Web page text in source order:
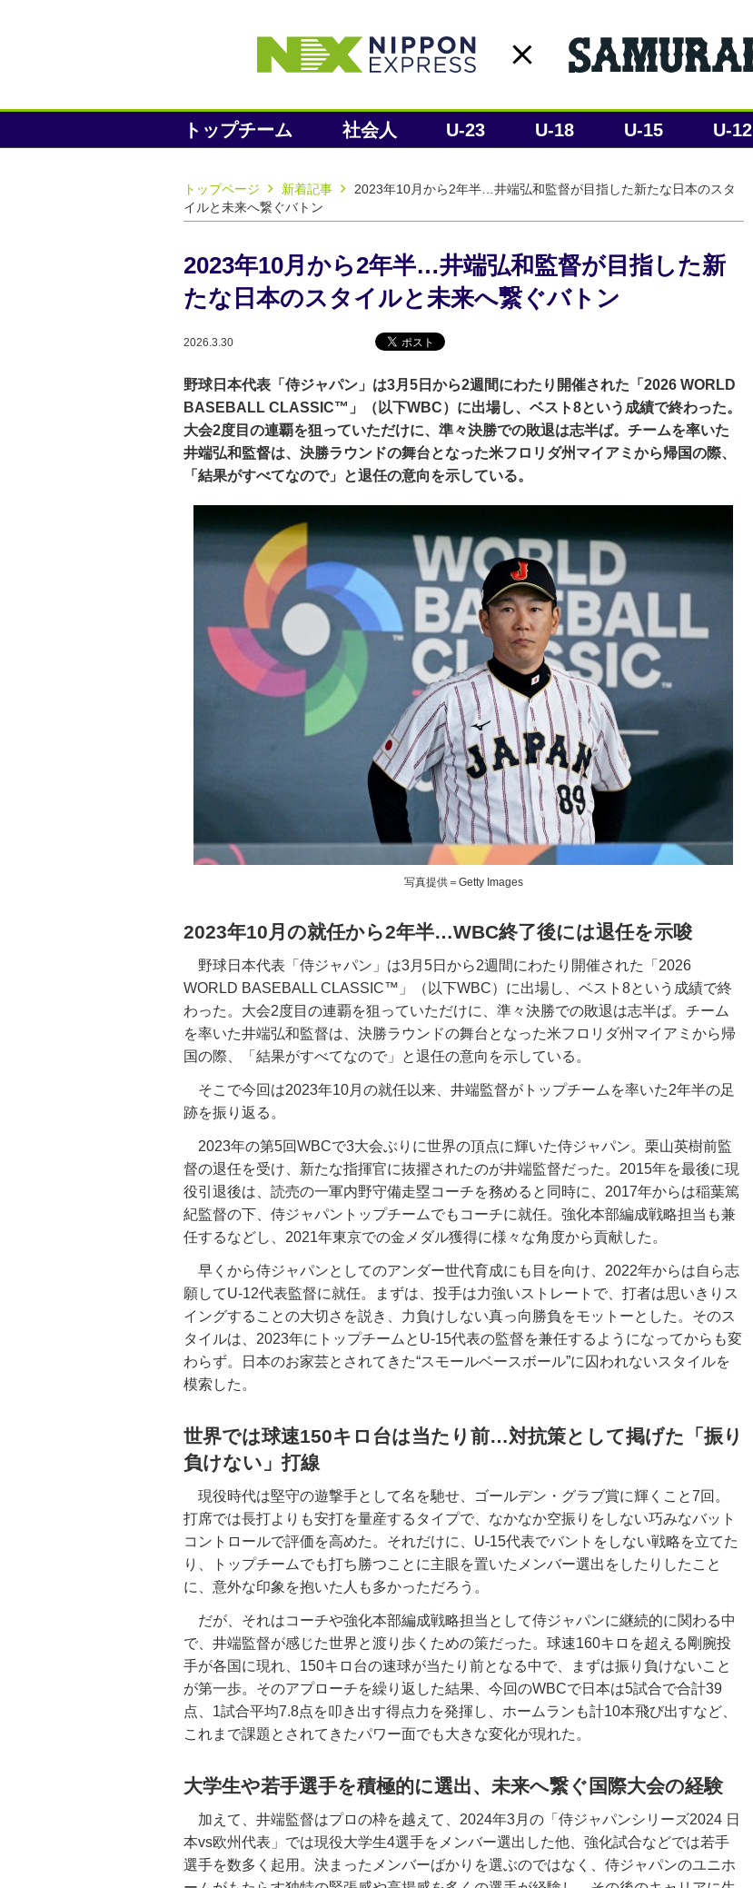
トップチーム 社会人 U-23 U-18 U-15 U-12
トップページ 新着記事
2023年10月から2年半…井端弘和監督が目指した新たな日本のスタ
イルと未来へ繋ぐバトン
2023年10月から2年半…井端弘和監督が目指した新
たな日本のスタイルと未来へ繋ぐバトン
2026.3.30
野球日本代表「侍ジャパン」は3月5日から2週間にわたり開催された「2026 WORLD
BASEBALL CLASSIC™」（以下WBC）に出場し、ベスト8という成績で終わった。
大会2度目の連覇を狙っていただけに、準々決勝での敗退は志半ば。チームを率いた
井端弘和監督は、決勝ラウンドの舞台となった米フロリダ州マイアミから帰国の際、
「結果がすべてなので」と退任の意向を示している。
写真提供＝Getty Images
2023年10月の就任から2年半…WBC終了後には退任を示唆
野球日本代表「侍ジャパン」は3月5日から2週間にわたり開催された「2026
WORLD BASEBALL CLASSIC™」（以下WBC）に出場し、ベスト8という成績で終
わった。大会2度目の連覇を狙っていただけに、準々決勝での敗退は志半ば。チーム
を率いた井端弘和監督は、決勝ラウンドの舞台となった米フロリダ州マイアミから帰
国の際、「結果がすべてなので」と退任の意向を示している。
そこで今回は2023年10月の就任以来、井端監督がトップチームを率いた2年半の足
跡を振り返る。
2023年の第5回WBCで3大会ぶりに世界の頂点に輝いた侍ジャパン。栗山英樹前監
督の退任を受け、新たな指揮官に抜擢されたのが井端監督だった。2015年を最後に現
役引退後は、読売の一軍内野守備走塁コーチを務めると同時に、2017年からは稲葉篤
紀監督の下、侍ジャパントップチームでもコーチに就任。強化本部編成戦略担当も兼
任するなどし、2021年東京での金メダル獲得に様々な角度から貢献した。
早くから侍ジャパンとしてのアンダー世代育成にも目を向け、2022年からは自ら志
願してU-12代表監督に就任。まずは、投手は力強いストレートで、打者は思いきりス
イングすることの大切さを説き、力負けしない真っ向勝負をモットーとした。そのス
タイルは、2023年にトップチームとU-15代表の監督を兼任するようになってからも変
わらず。日本のお家芸とされてきた“スモールベースボール”に囚われないスタイルを
模索した。
世界では球速150キロ台は当たり前…対抗策として掲げた「振り
負けない」打線
現役時代は堅守の遊撃手として名を馳せ、ゴールデン・グラブ賞に輝くこと7回。
打席では長打よりも安打を量産するタイプで、なかなか空振りをしない巧みなバット
コントロールで評価を高めた。それだけに、U-15代表でバントをしない戦略を立てた
り、トップチームでも打ち勝つことに主眼を置いたメンバー選出をしたりしたこと
に、意外な印象を抱いた人も多かっただろう。
だが、それはコーチや強化本部編成戦略担当として侍ジャパンに継続的に関わる中
で、井端監督が感じた世界と渡り歩くための策だった。球速160キロを超える剛腕投
手が各国に現れ、150キロ台の速球が当たり前となる中で、まずは振り負けないこと
が第一歩。そのアプローチを繰り返した結果、今回のWBCで日本は5試合で合計39
点、1試合平均7.8点を叩き出す得点力を発揮し、ホームランも計10本飛び出すなど、
これまで課題とされてきたパワー面でも大きな変化が現れた。
大学生や若手選手を積極的に選出、未来へ繋ぐ国際大会の経験
加えて、井端監督はプロの枠を越えて、2024年3月の「侍ジャパンシリーズ2024 日
本vs欧州代表」では現役大学生4選手をメンバー選出した他、強化試合などでは若手
選手を数多く起用。決まったメンバーばかりを選ぶのではなく、侍ジャパンのユニホ